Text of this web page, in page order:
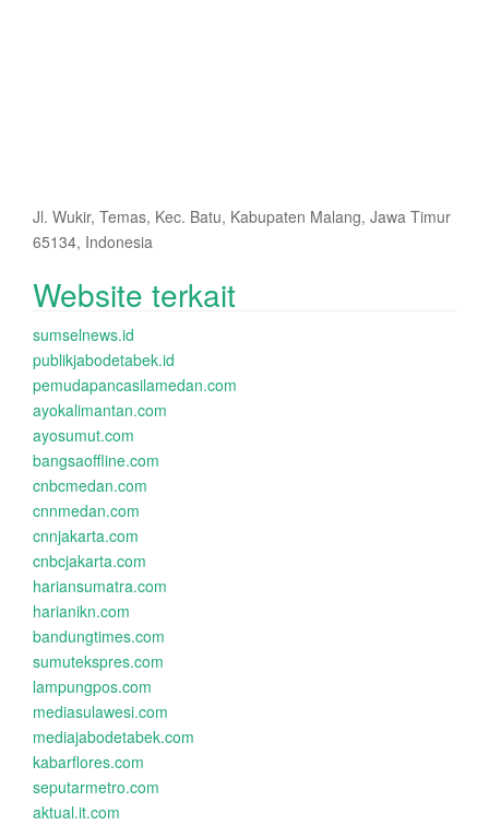
Jl. Wukir, Temas, Kec. Batu, Kabupaten Malang, Jawa Timur
65134, Indonesia
Website terkait
sumselnews.id
publikjabodetabek.id
pemudapancasilamedan.com
ayokalimantan.com
ayosumut.com
bangsaoffline.com
cnbcmedan.com
cnnmedan.com
cnnjakarta.com
cnbcjakarta.com
hariansumatra.com
harianikn.com
bandungtimes.com
sumutekspres.com
lampungpos.com
mediasulawesi.com
mediajabodetabek.com
kabarflores.com
seputarmetro.com
aktual.it.com